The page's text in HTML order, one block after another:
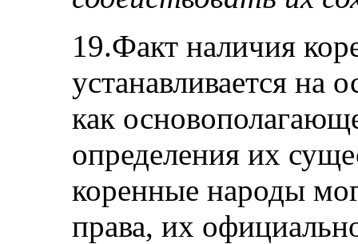
19.Факт наличия
устанавливается на
как
определения их
коренные народы
права, их